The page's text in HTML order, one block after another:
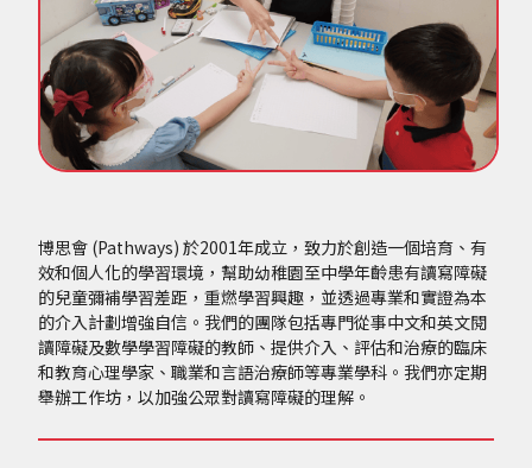
博思會 (Pathways) 於2001年成立，致力於創造一個培育、有
效和個人化的學習環境，幫助幼稚園至中學年齡患有讀寫障礙
的兒童彌補學習差距，重燃學習興趣，並透過專業和實證為本
的介入計劃增強自信。我們的團隊包括專門從事中文和英文閱
讀障礙及數學學習障礙的教師、提供介入、評估和治療的臨床
和教育心理學家、職業和言語治療師等專業學科。我們亦定期
舉辦工作坊，以加強公眾對讀寫障礙的理解。